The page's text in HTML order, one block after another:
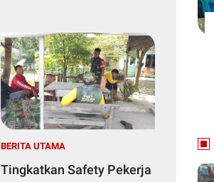
BERITA UTAMA
Tingkatkan Safety Pekerja